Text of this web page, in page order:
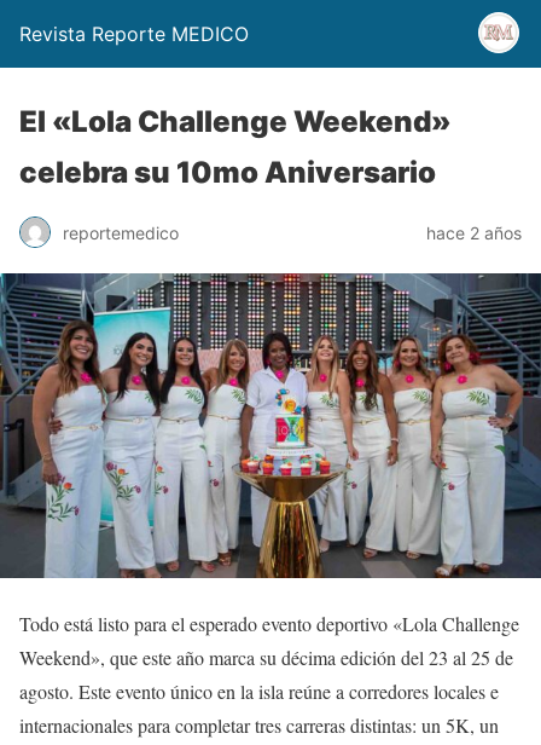
Revista Reporte MEDICO
El «Lola Challenge Weekend»
celebra su 10mo Aniversario
reportemedico hace 2 años
Todo está listo para el esperado evento deportivo «Lola Challenge
Weekend», que este año marca su décima edición del 23 al 25 de
agosto. Este evento único en la isla reúne a corredores locales e
internacionales para completar tres carreras distintas: un 5K, un